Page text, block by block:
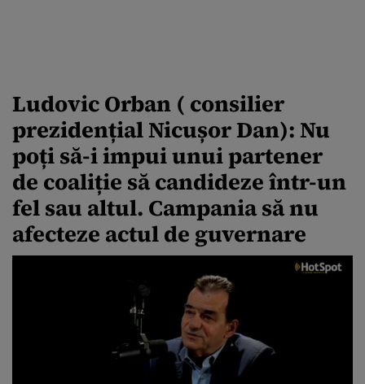
Ludovic Orban ( consilier
prezidențial Nicușor Dan): Nu
poți să-i impui unui partener
de coaliție să candideze într-un
fel sau altul. Campania să nu
afecteze actul de guvernare